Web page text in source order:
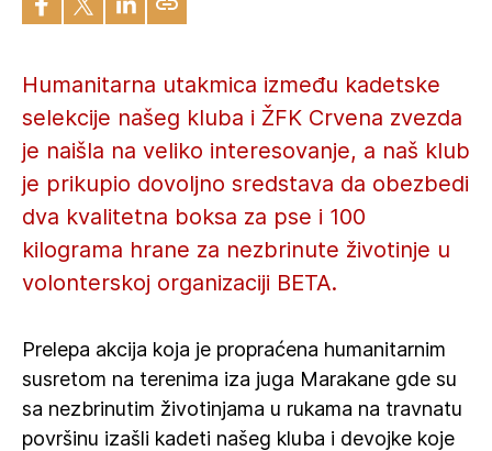
Humanitarna utakmica između kadetske
selekcije našeg kluba i ŽFK Crvena zvezda
je naišla na veliko interesovanje, a naš klub
je prikupio dovoljno sredstava da obezbedi
dva kvalitetna boksa za pse i 100
kilograma hrane za nezbrinute životinje u
volonterskoj organizaciji BETA.
Prelepa akcija koja je propraćena humanitarnim
susretom na terenima iza juga Marakane gde su
sa nezbrinutim životinjama u rukama na travnatu
površinu izašli kadeti našeg kluba i devojke koje